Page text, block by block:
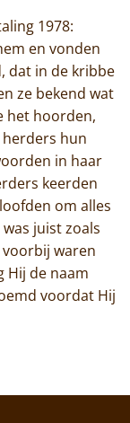
1978:
en vonden
dat in de kribbe
ze bekend wat
het hoorden,
hun
in haar
keerden
om alles
juist zoals
voorbij waren
Hij de naam
voordat Hij